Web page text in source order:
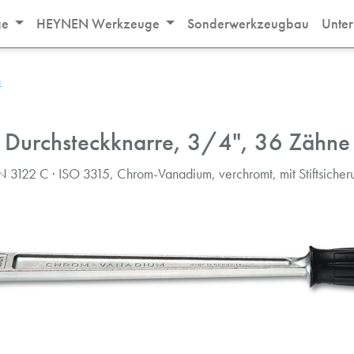
HEYNEN Werkzeuge Sonderwerkzeugbau
Durchsteckknarre, 3/4", 36 Zähne
3122 C · ISO 3315, Chrom-Vanadium, verchromt, mit